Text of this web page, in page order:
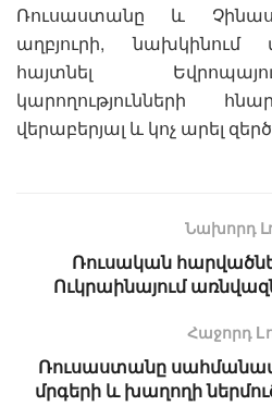
Ռուսաստանը և
աղբյուրի, նախկինում
հայտնել
կարողությունների
վերաբերյալ և կոչ արել
Նախորդ
Ռուսական
Ուկրաինայում
Հաջորդ
Ռուսաստանը
մրգերի և խաղողի